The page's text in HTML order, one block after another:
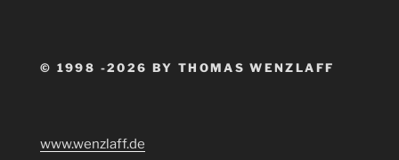
© 1998 -2026 BY THOMAS WENZLAFF
www.wenzlaff.de